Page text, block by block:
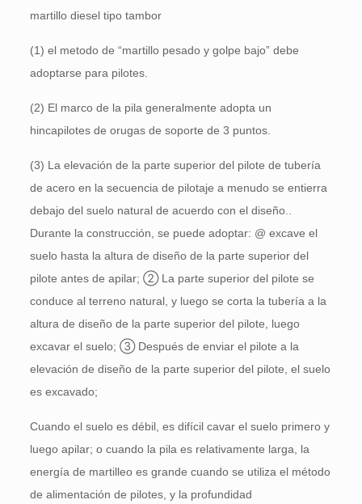
martillo diesel tipo tambor
(1) el metodo de “martillo pesado y golpe bajo” debe
adoptarse para pilotes.
(2) El marco de la pila generalmente adopta un
hincapilotes de orugas de soporte de 3 puntos.
(3) La elevación de la parte superior del pilote de tubería
de acero en la secuencia de pilotaje a menudo se entierra
debajo del suelo natural de acuerdo con el diseño..
Durante la construcción, se puede adoptar: @ excave el
suelo hasta la altura de diseño de la parte superior del
pilote antes de apilar; ② La parte superior del pilote se
conduce al terreno natural, y luego se corta la tubería a la
altura de diseño de la parte superior del pilote, luego
excavar el suelo; ③ Después de enviar el pilote a la
elevación de diseño de la parte superior del pilote, el suelo
es excavado;
Cuando el suelo es débil, es difícil cavar el suelo primero y
luego apilar; o cuando la pila es relativamente larga, la
energía de martilleo es grande cuando se utiliza el método
de alimentación de pilotes, y la profundidad